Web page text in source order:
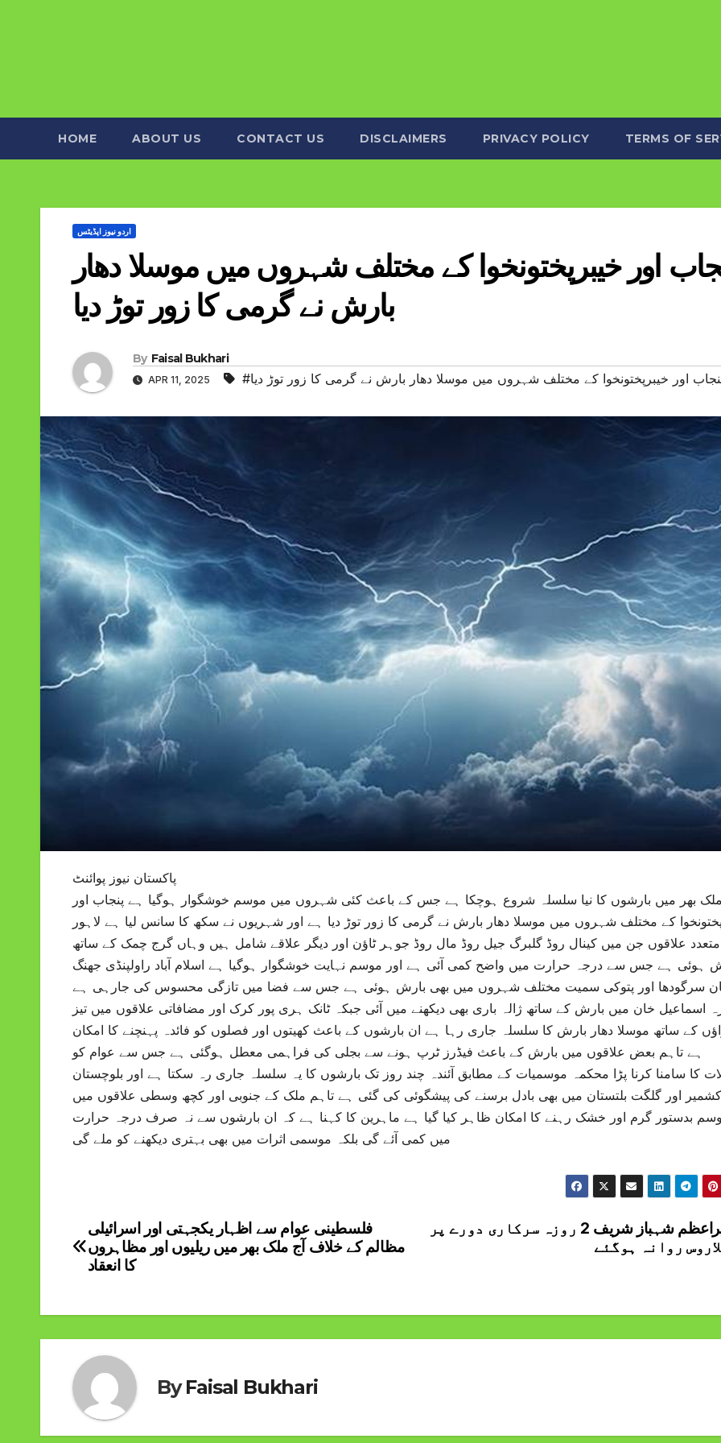
HOME ABOUT US CONTACT US DISCLAIMERS PRIVACY POLICY TERMS OF
اردو نیوز اپڈیٹس
اور خیبرپختونخوا کے مختلف شہروں میں موسلا دھار
بارش نے گرمی کا زور توڑ دیا
By Faisal Bukhari
APR 11, 2025 اور خیبرپختونخوا کے مختلف شہروں میں موسلا دھار بارش نے گرمی کا زور توڑ دیا
پاکستان نیوز پوائنٹ
بھر میں بارشوں کا نیا سلسلہ شروع ہوچکا ہے جس کے باعث کئی شہروں میں موسم خوشگوار ہوگیا ہے پنجاب اور
کے مختلف شہروں میں موسلا دھار بارش نے گرمی کا زور توڑ دیا ہے اور شہریوں نے سکھ کا سانس لیا ہے لاہور
علاقوں جن میں کینال روڈ گلبرگ جیل روڈ مال روڈ جوہر ٹاؤن اور دیگر علاقے شامل ہیں وہاں گرج چمک کے ساتھ
ہوئی ہے جس سے درجہ حرارت میں واضح کمی آئی ہے اور موسم نہایت خوشگوار ہوگیا ہے اسلام آباد راولپنڈی جھنگ
سرگودھا اور پتوکی سمیت مختلف شہروں میں بھی بارش ہوئی ہے جس سے فضا میں تازگی محسوس کی جارہی ہے
اسماعیل خان میں بارش کے ساتھ ژالہ باری بھی دیکھنے میں آئی جبکہ ٹانک ہری پور کرک اور مضافاتی علاقوں میں تیز
کے ساتھ موسلا دھار بارش کا سلسلہ جاری رہا ہے ان بارشوں کے باعث کھیتوں اور فصلوں کو فائدہ پہنچنے کا امکان
ہے تاہم بعض علاقوں میں بارش کے باعث فیڈرز ٹرپ ہونے سے بجلی کی فراہمی معطل ہوگئی ہے جس سے عوام کو
کا سامنا کرنا پڑا محکمہ موسمیات کے مطابق آئندہ چند روز تک بارشوں کا یہ سلسلہ جاری رہ سکتا ہے اور بلوچستان
کشمیر اور گلگت بلتستان میں بھی بادل برسنے کی پیشگوئی کی گئی ہے تاہم ملک کے جنوبی اور کچھ وسطی علاقوں میں
بدستور گرم اور خشک رہنے کا امکان ظاہر کیا گیا ہے ماہرین کا کہنا ہے کہ ان بارشوں سے نہ صرف درجہ حرارت
میں کمی آئے گی بلکہ موسمی اثرات میں بھی بہتری دیکھنے کو ملے گی
Post
navigation
وزیراعظم شہباز شریف 2 روزہ سرکاری دورے پر
روانہ ہوگئے
فلسطینی عوام سے اظہار یکجہتی اور اسرائیلی
مظالم کے خلاف آج ملک بھر میں ریلیوں اور مظاہروں
کا انعقاد
ByFaisal Bukhari